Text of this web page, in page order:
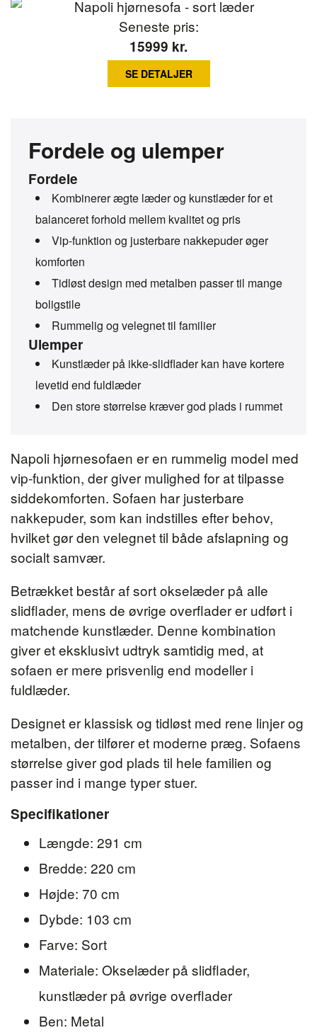
Napoli hjørnesofaen er en rummelig model med
vip-funktion, der giver mulighed for at tilpasse
siddekomforten. Sofaen har justerbare
nakkepuder, som kan indstilles efter behov,
hvilket gør den velegnet til både afslapning og
socialt samvær.
Betrækket består af sort okselæder på alle
slidflader, mens de øvrige overflader er udført i
matchende kunstlæder. Denne kombination
giver et eksklusivt udtryk samtidig med, at
sofaen er mere prisvenlig end modeller i
fuldlæder.
Designet er klassisk og tidløst med rene linjer og
metalben, der tilfører et moderne præg. Sofaens
størrelse giver god plads til hele familien og
passer ind i mange typer stuer.
Fordele og ulemper
Fordele
Kombinerer ægte læder og kunstlæder for et
balanceret forhold mellem kvalitet og pris
Vip-funktion og justerbare nakkepuder øger
komforten
Tidløst design med metalben passer til mange
boligstile
Rummelig og velegnet til familier
Ulemper
Kunstlæder på ikke-slidflader kan have kortere
levetid end fuldlæder
Den store størrelse kræver god plads i rummet
Specifikationer
Længde: 291 cm
Bredde: 220 cm
Højde: 70 cm
Dybde: 103 cm
Farve: Sort
Materiale: Okselæder på slidflader,
kunstlæder på øvrige overflader
Ben: Metal
Seneste pris:
15999 kr.
SE DETALJER